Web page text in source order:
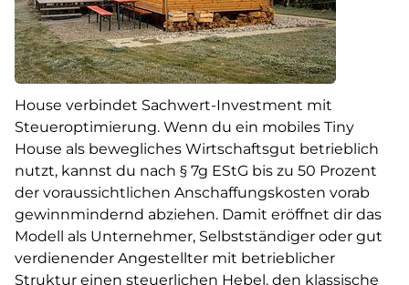
House verbindet Sachwert-Investment mit
Steueroptimierung. Wenn du ein mobiles Tiny
House als bewegliches Wirtschaftsgut betrieblich
nutzt, kannst du nach § 7g EStG bis zu 50 Prozent
der voraussichtlichen Anschaffungskosten vorab
gewinnmindernd abziehen. Damit eröffnet dir das
Modell als Unternehmer, Selbstständiger oder gut
verdienender Angestellter mit betrieblicher
Struktur einen steuerlichen Hebel, den klassische